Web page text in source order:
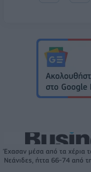
Έχασαν μέσα από τα χέρια
Νεάνιδες, ήττα 66-74 από